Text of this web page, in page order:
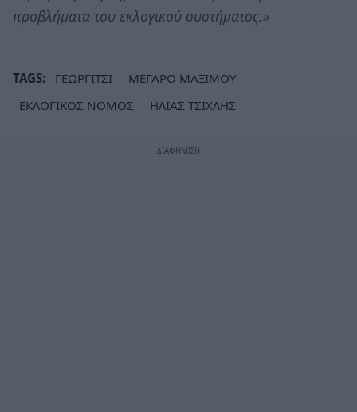
προβλήματα του εκλογικού συστήματος.»
TAGS: ΓΕΩΡΓΙΤΣΙ
ΜΕΓΑΡΟ ΜΑΞΙΜΟΥ
ΕΚΛΟΓΙΚΟΣ ΝΟΜΟΣ
ΗΛΙΑΣ ΤΣΙΧΛΗΣ